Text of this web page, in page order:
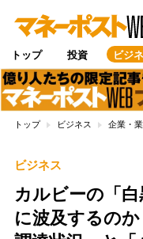
トップ 投資 ビジ
トップ ビジネス 企業・
ビジネス
カルビーの「
に波及するの